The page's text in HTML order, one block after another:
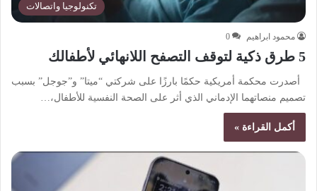
تكنولوجيا واتصالات
محمود ابراهيم 0
5 طرق ذكية لتوقف التصفح اللانهائي لأطفالك
أصدرت محكمة أمريكية حكمًا بارزًا على شركتي “ميتا” و”جوجل” بسبب
تصميم منصاتهما الإدماني الذي أثر على الصحة النفسية للأطفال،…
أكمل القراءة »